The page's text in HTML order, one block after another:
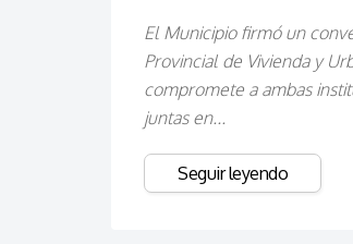
El Municipio firmó un
Provincial de Vivienda y
compromete a ambas
juntas en...
Seguir leyendo